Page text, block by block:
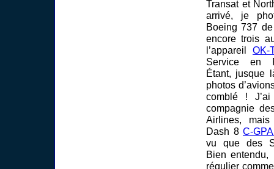
Transat et
arrivé, je
Boeing 737
encore trois
l’appareil OK-
Service en
Étant, jusque
photos
comblé !
compagnie
Airlines,
Dash 8 C-
vu que des
Bien
régulier